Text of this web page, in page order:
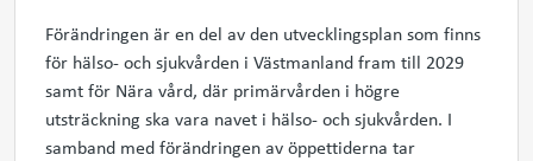
Förändringen är en del av den utvecklingsplan som finns
för hälso- och sjukvården i Västmanland fram till 2029
samt för Nära vård, där primärvården i högre
utsträckning ska vara navet i hälso- och sjukvården. I
samband med förändringen av öppettiderna tar